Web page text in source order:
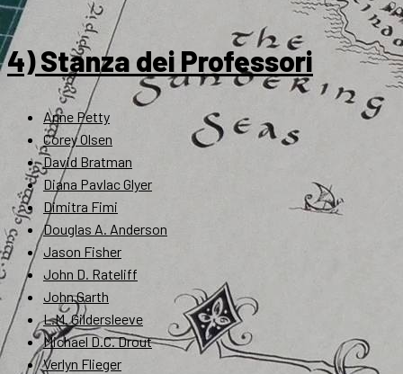
4) Stanza dei Professori
Anne Petty
Corey Olsen
David Bratman
Diana Pavlac Glyer
Dimitra Fimi
Douglas A. Anderson
Jason Fisher
John D. Rateliff
John Garth
L.M. Gildersleeve
Michael D.C. Drout
Verlyn Flieger